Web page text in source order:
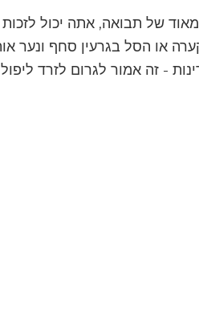
של תבואה, אתה יכול לזכות
או הסל בגרעין סחף ונער